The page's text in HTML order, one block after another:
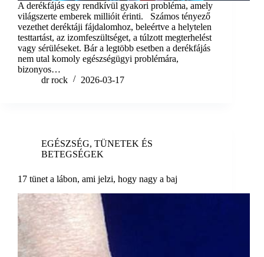
A derékfájás egy rendkívül gyakori probléma, amely
világszerte emberek millióit érinti. Számos tényező
vezethet deréktáji fájdalomhoz, beleértve a helytelen
testtartást, az izomfeszültséget, a túlzott megterhelést
vagy sérüléseket. Bár a legtöbb esetben a derékfájás
nem utal komoly egészségügyi problémára,
bizonyos…
dr rock
2026-03-17
EGÉSZSÉG, TÜNETEK ÉS
BETEGSÉGEK
17 tünet a lábon, ami jelzi, hogy nagy a baj